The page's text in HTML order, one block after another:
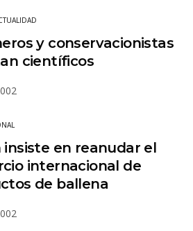
y conservacionistas
científicos
insiste en reanudar el
internacional de
de ballena